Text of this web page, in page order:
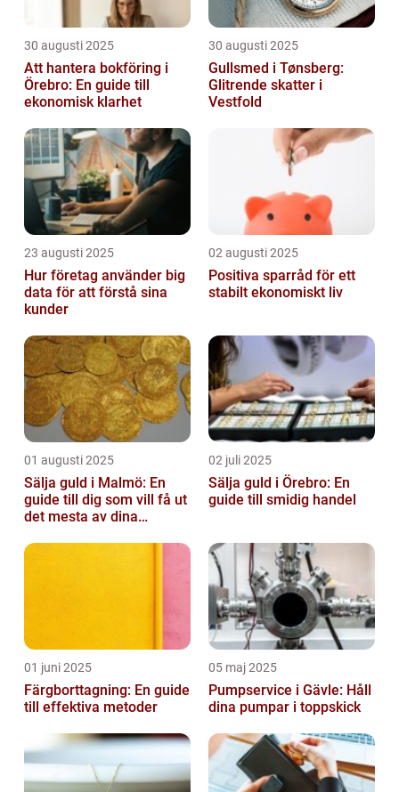
30 augusti 2025
Att hantera bokföring i
Örebro: En guide till
ekonomisk klarhet
30 augusti 2025
Gullsmed i Tønsberg:
Glitrende skatter i
Vestfold
23 augusti 2025
Hur företag använder big
data för att förstå sina
kunder
02 augusti 2025
Positiva sparråd för ett
stabilt ekonomiskt liv
01 augusti 2025
Sälja guld i Malmö: En
guide till dig som vill få ut
det mesta av dina
02 juli 2025
Sälja guld i Örebro: En
guide till smidig handel
01 juni 2025
Färgborttagning: En guide
till effektiva metoder
05 maj 2025
Pumpservice i Gävle: Håll
dina pumpar i toppskick